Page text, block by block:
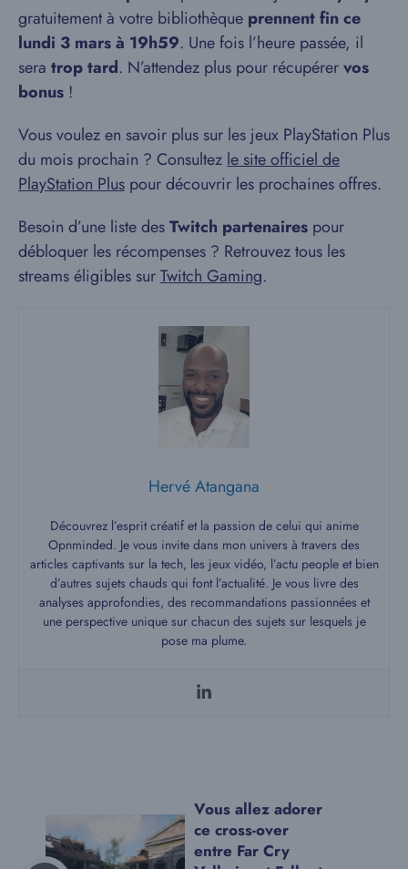
gratuitement à votre bibliothèque prennent fin ce
lundi 3 mars à 19h59. Une fois l’heure passée, il
sera trop tard. N’attendez plus pour récupérervos
bonus !
Vous voulez en savoir plus sur les jeux PlayStation Plus
du mois prochain ? Consultez le site officiel de
PlayStation Plus pour découvrir les prochaines offres.
Besoin d’une liste desTwitch partenaires pour
débloquer les récompenses ? Retrouvez tous les
streams éligibles surTwitch Gaming.
Hervé Atangana
Découvrez l’esprit créatif et la passion de celui qui anime
Opnminded. Je vous invite dans mon univers à travers des
articles captivants sur la tech, les jeux vidéo, l’actu people et bien
d’autres sujets chauds qui font l’actualité. Je vous livre des
analyses approfondies, des recommandations passionnées et
une perspective unique sur chacun des sujets sur lesquels je
pose ma plume.
Vous allez adorer
ce cross-over
entre Far Cry